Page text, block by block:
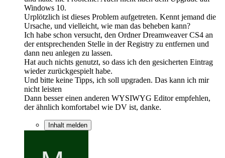
Windows 10.
Urplötzlich ist dieses Problem aufgetreten. Kennt jemand die
Ursache, und vielleicht, wie man das beheben kann?
Ich habe schon versucht, den Ordner Dreamweaver CS4 an
der entsprechenden Stelle in der Registry zu entfernen und
dann neu anlegen zu lassen.
Hat auch nichts genutzt, so dass ich den gesicherten Eintrag
wieder zurückgespielt habe.
Und bitte keine Tipps, ich soll upgraden. Das kann ich mir
nicht leisten
Dann besser einen anderen WYSIWYG Editor empfehlen,
der ähnlich komfortabel wie DV ist, danke.
Inhalt melden